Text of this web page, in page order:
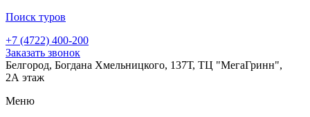
Поиск туров
+7 (4722) 400-200
Заказать звонок
Белгород, Богдана Хмельницкого, 137Т, ТЦ "МегаГринн",
2А этаж
Меню